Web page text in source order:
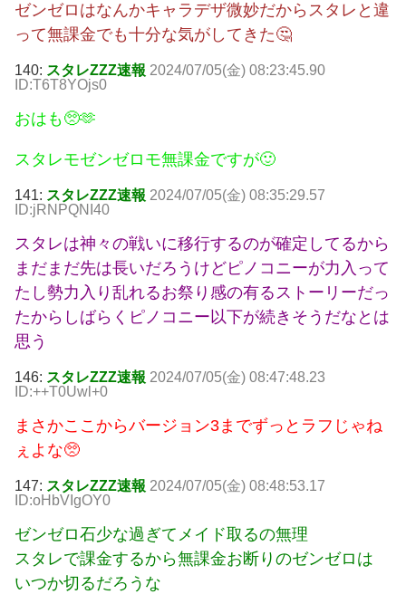
ゼンゼロはなんかキャラデザ微妙だからスタレと違
って無課金でも十分な気がしてきた🤔
140: スタレZZZ速報 2024/07/05(金) 08:23:45.90
ID:T6T8YOjs0
おはも🥺🫶
スタレモゼンゼロモ無課金ですが🙂
141: スタレZZZ速報 2024/07/05(金) 08:35:29.57
ID:jRNPQNI40
スタレは神々の戦いに移行するのが確定してるから
まだまだ先は長いだろうけどピノコニーが力入って
たし勢力入り乱れるお祭り感の有るストーリーだっ
たからしばらくピノコニー以下が続きそうだなとは
思う
146: スタレZZZ速報 2024/07/05(金) 08:47:48.23
ID:++T0Uwl+0
まさかここからバージョン3までずっとラフじゃね
ぇよな🥺
147: スタレZZZ速報 2024/07/05(金) 08:48:53.17
ID:oHbVIgOY0
ゼンゼロ石少な過ぎてメイド取るの無理
スタレで課金するから無課金お断りのゼンゼロは
いつか切るだろうな